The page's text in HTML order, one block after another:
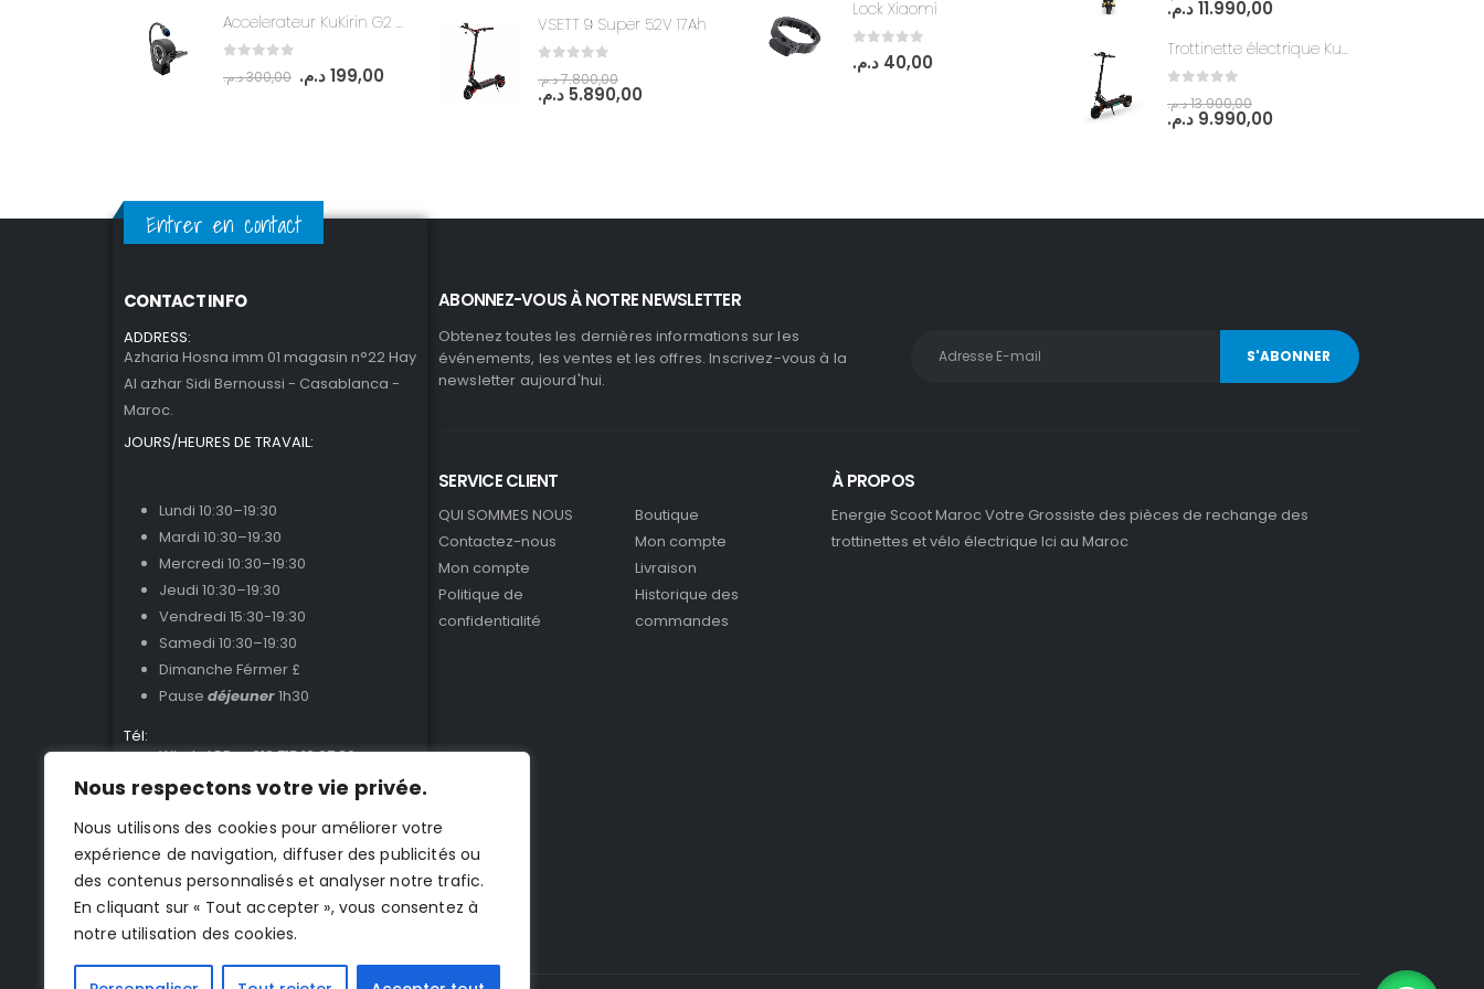
Nous respectons votre vie privée.
Nous utilisons des cookies pour améliorer votre
expérience de navigation, diffuser des publicités ou
des contenus personnalisés et analyser notre trafic.
En cliquant sur « Tout accepter », vous consentez à
notre utilisation des cookies.
Accelerateur KuKirin G2 pro/G2 max
300,00د.م. 199,00 د.م.
VSETT 9 Super 52V 17Ah
7.800,00د.م.
5.890,00 د.م.
Lock Xiaomi
out of 5
40,00 د.م.
11.990,00د.م.
Trottinette électrique KuKirin G2 Master
13.900,00د.م.
9.990,00 د.م.
Entrer en contact
CONTACT INFO
ADDRESS:
Azharia Hosna imm 01 magasin n°22 Hay
Al azhar Sidi Bernoussi - Casablanca -
Maroc.
JOURS/HEURES DE TRAVAIL:
Lundi 10:30–19:30
Mardi 10:30–19:30
Mercredi 10:30–19:30
Jeudi 10:30–19:30
Vendredi 15:30-19:30
Samedi 10:30–19:30
Dimanche Férmer £
Pause déjeuner1h30
Tél:
WhatsAPP : +212 715 13 27 36
Tél Fixe : +212 520 92 78 51
EMAIL:
contact@energiescoot.com
ABONNEZ-VOUS À NOTRE NEWSLETTER
Obtenez toutes les dernières informations sur les
événements, les ventes et les offres. Inscrivez-vous à la
newsletter aujourd'hui.
SERVICE CLIENT
QUI SOMMES NOUS
Contactez-nous
Mon compte
Politique de
confidentialité
Boutique
Mon compte
Livraison
Historique des
commandes
À PROPOS
Energie Scoot Maroc Votre Grossiste des pièces de rechange des
trottinettes et vélo électrique Ici au Maroc